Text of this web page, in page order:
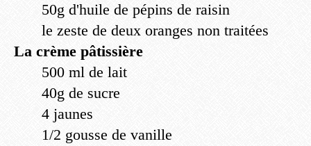
50g d'huile de pépins de raisin
le zeste de deux oranges non traitées
La crème pâtissière
500 ml de lait
40g de sucre
4 jaunes
1/2 gousse de vanille